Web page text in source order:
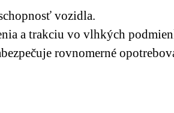
vozidla.
a trakciu vo vlhkých
rovnomerné